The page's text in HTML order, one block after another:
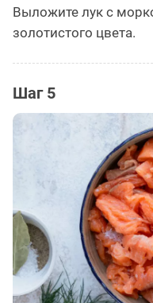
Выложите лук с
золотистого цвета.
Шаг 5